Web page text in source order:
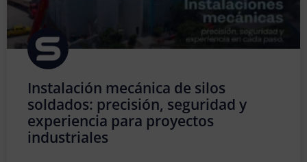
Instalación mecánica de silos
soldados: precisión, seguridad y
experiencia para proyectos
industriales